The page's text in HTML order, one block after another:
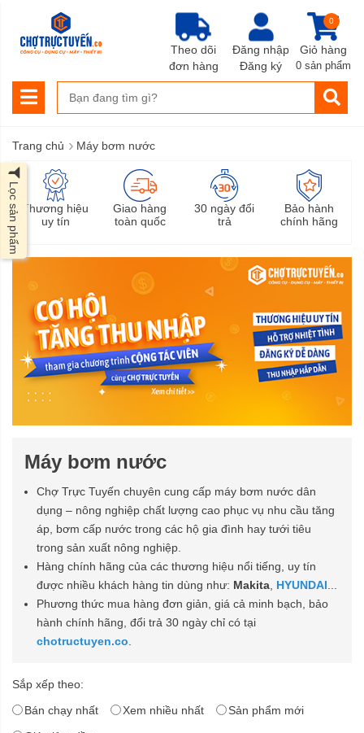
Đăng nhập
Đăng ký
Giỏ hàng
0
0 sản phẩm
Theo dõi
đơn hàng
Trang chủ › Máy bơm nước
Thương hiệu
uy tín
Giao hàng
toàn quốc
30 ngày đổi
trả
Bảo hành
chính hãng
Máy bơm nước
Chợ Trực Tuyến chuyên cung cấp máy bơm nước dân
dụng – nông nghiệp chất lượng cao phục vụ nhu cầu tăng
áp, bơm cấp nước trong các hộ gia đình hay tưới tiêu
trong sản xuất nông nghiệp.
Hàng chính hãng của các thương hiệu nổi tiếng, uy tín
được nhiều khách hàng tin dùng như: Makita HYUNDAI
Phương thức mua hàng đơn giản, giá cả minh bạch, bảo
hành chính hãng, đổi trả 30 ngày chỉ có tại
chotructuyen.co
Sắp xếp theo:
Bán chạy nhất
Xem nhiều nhất
Sản phẩm mới
Lọc sản phẩm